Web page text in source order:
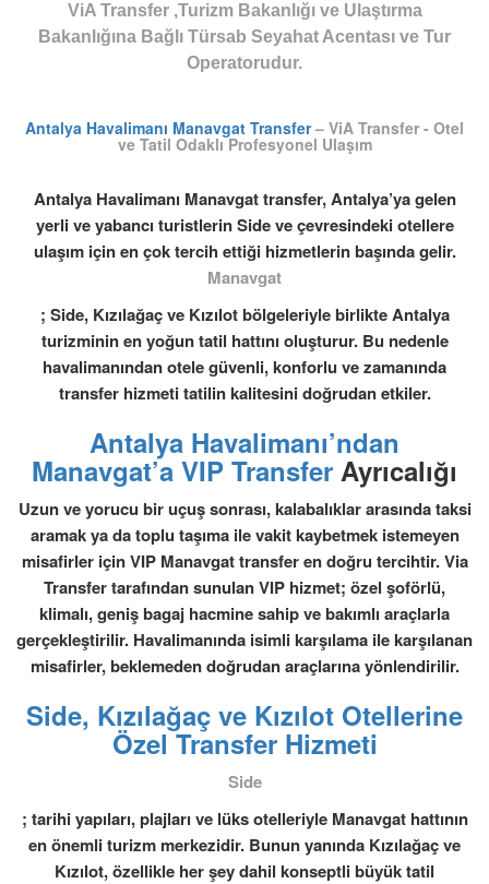
ViA Transfer ,Turizm Bakanlığı ve Ulaştırma
Bakanlığına Bağlı Türsab Seyahat Acentası ve Tur
Operatorudur.
Antalya Havalimanı Manavgat Transfer– ViA Transfer - Otel
ve Tatil Odaklı Profesyonel Ulaşım
Antalya Havalimanı Manavgat transfer, Antalya’ya gelen
yerli ve yabancı turistlerin Side ve çevresindeki otellere
ulaşım için en çok tercih ettiği hizmetlerin başında gelir.
Manavgat
; Side, Kızılağaç ve Kızılot bölgeleriyle birlikte Antalya
turizminin en yoğun tatil hattını oluşturur. Bu nedenle
havalimanından otele güvenli, konforlu ve zamanında
transfer hizmeti tatilin kalitesini doğrudan etkiler.
Antalya Havalimanı’ndan
Manavgat’a VIP Transfer Ayrıcalığı
Uzun ve yorucu bir uçuş sonrası, kalabalıklar arasında taksi
aramak ya da toplu taşıma ile vakit kaybetmek istemeyen
misafirler içinVIP Manavgat transferen doğru tercihtir. Via
Transfer tarafından sunulan VIP hizmet; özel şoförlü,
klimalı, geniş bagaj hacmine sahip ve bakımlı araçlarla
gerçekleştirilir. Havalimanında isimli karşılama ile karşılanan
misafirler, beklemeden doğrudan araçlarına yönlendirilir.
Side, Kızılağaç ve Kızılot Otellerine
Özel Transfer Hizmeti
Side
; tarihi yapıları, plajları ve lüks otelleriyle Manavgat hattının
en önemli turizm merkezidir. Bunun yanında Kızılağaçve
Kızılot, özellikle her şey dahil konseptli büyük tatil